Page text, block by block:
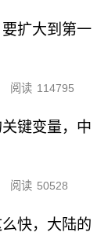
扩大到第一
阅读 114795
键变量，中
阅读 50528
快，大陆的